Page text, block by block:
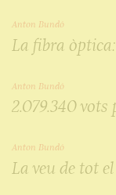
Anton Bundó
La fibra
Anton Bundó
2.079.340 vots
Anton Bundó
La veu de tot